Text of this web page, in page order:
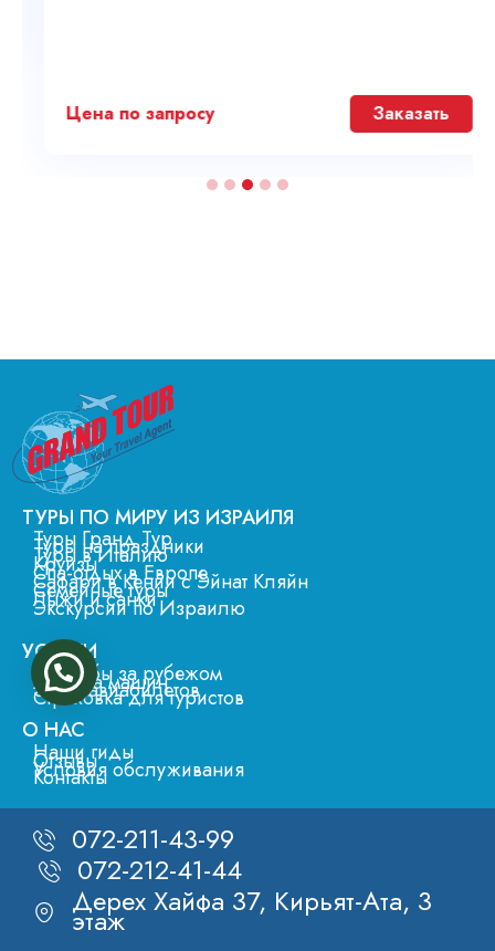
Цена по запросу Заказать
ТУРЫ ПО МИРУ ИЗ ИЗРАИЛЯ
Туры Гранд Тур
Туры на праздники
Туры в Италию
Круизы
Спа-отдых в Европе
Сафари в Кении с Эйнат Кляйн
Семейные туры
Лыжи и санки
Экскурсии по Израилю
УСЛУГИ
Свадьбы за рубежом
Аренда машин
Заказ авиабилетов
Страховка для туристов
О НАС
Наши гиды
Отзывы
Условия обслуживания
Контакты
072-211-43-99
072-212-41-44
Дерех Хайфа 37, Кирьят-Ата, 3
этаж